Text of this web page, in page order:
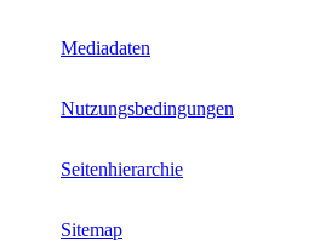
Mediadaten
Nutzungsbedingungen
Seitenhierarchie
Sitemap